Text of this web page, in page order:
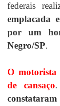
federais
emplacada
por um
Negro/SP.
O motorista
de cansaço.